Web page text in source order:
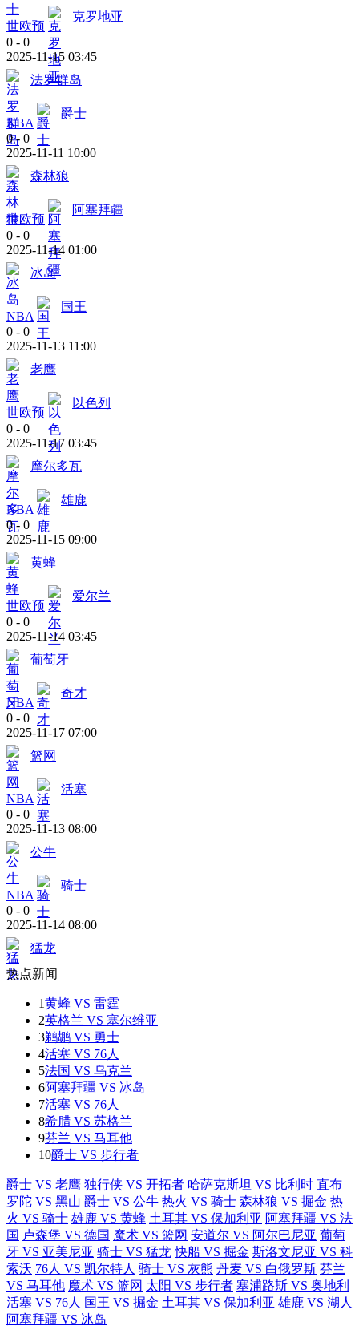
世欧预
克罗地亚
0 - 0
2025-11-15 03:45
法罗群岛
NBA
爵士
0 - 0
2025-11-11 10:00
森林狼
世欧预
阿塞拜疆
0 - 0
2025-11-14 01:00
冰岛
NBA
国王
0 - 0
2025-11-13 11:00
老鹰
世欧预
以色列
0 - 0
2025-11-17 03:45
摩尔多瓦
NBA
雄鹿
0 - 0
2025-11-15 09:00
黄蜂
世欧预
爱尔兰
0 - 0
2025-11-14 03:45
葡萄牙
NBA
奇才
0 - 0
2025-11-17 07:00
篮网
NBA
活塞
0 - 0
2025-11-13 08:00
公牛
NBA
骑士
0 - 0
2025-11-14 08:00
猛龙
热点新闻
1黄蜂 VS 雷霆
2英格兰 VS 塞尔维亚
3鹈鹕 VS 勇士
4活塞 VS 76人
5法国 VS 乌克兰
6阿塞拜疆 VS 冰岛
7活塞 VS 76人
8希腊 VS 苏格兰
9芬兰 VS 马耳他
10爵士 VS 步行者
爵士 VS 老鹰 独行侠 VS 开拓者 哈萨克斯坦 VS 比利时 直布
罗陀 VS 黑山 爵士 VS 公牛 热火 VS 骑士 森林狼 VS 掘金 热
火 VS 骑士 雄鹿 VS 黄蜂 土耳其 VS 保加利亚 阿塞拜疆 VS 法
国 卢森堡 VS 德国 魔术 VS 篮网 安道尔 VS 阿尔巴尼亚 葡萄
牙 VS 亚美尼亚 骑士 VS 猛龙 快船 VS 掘金 斯洛文尼亚 VS 科
索沃 76人 VS 凯尔特人 骑士 VS 灰熊 丹麦 VS 白俄罗斯 芬兰
VS 马耳他 魔术 VS 篮网 太阳 VS 步行者 塞浦路斯 VS 奥地利
活塞 VS 76人 国王 VS 掘金 土耳其 VS 保加利亚 雄鹿 VS 湖人
阿塞拜疆 VS 冰岛